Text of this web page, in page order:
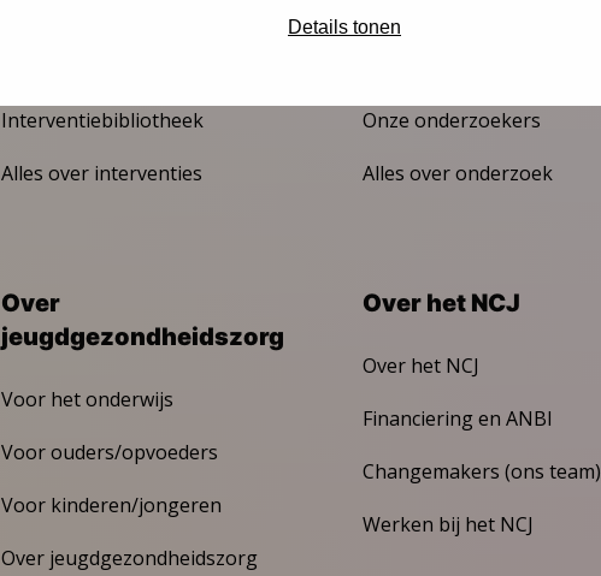
Details tonen
Interventiebibliotheek
Alles over interventies
Onze onderzoekers
Alles over onderzoek
Over
jeugdgezondheidszorg
Voor het onderwijs
Voor ouders/opvoeders
Voor kinderen/jongeren
Over jeugdgezondheidszorg
Over het NCJ
Over het NCJ
Financiering en ANBI
Changemakers (ons team)
Werken bij het NCJ